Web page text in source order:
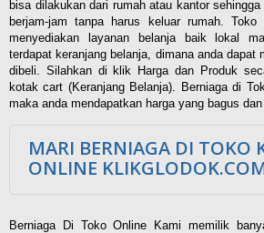
bisa dilakukan dari rumah atau kantor
berjam-jam tanpa harus keluar rumah.
menyediakan layanan belanja baik lokal
terdapat keranjang belanja, dimana anda dapat
dibeli. Silahkan di klik Harga dan Produk
kotak cart (Keranjang Belanja). Berniaga di
maka anda mendapatkan harga yang bagus dan
MARI BERNIAGA DI TOKO
ONLINE
Berniaga Di Toko Online Kami memilik